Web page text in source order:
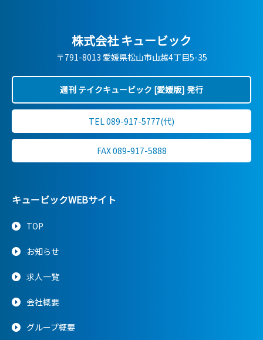
株式会社 キュービック
〒791-8013 愛媛県松山市山越4丁目5-35
週刊 テイクキュービック [愛媛版] 発行
TEL 089-917-5777(代)
FAX 089-917-5888
キュービックWEBサイト
TOP
お知らせ
求人一覧
会社概要
グループ概要